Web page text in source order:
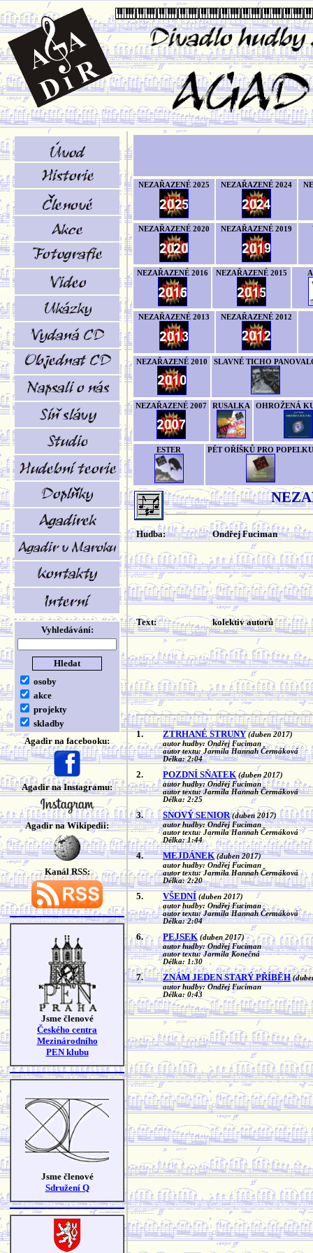
Vyhledávání:
osoby
akce
projekty
skladby
Agadir na facebooku:
Agadir na Instagramu:
Agadir na Wikipedii:
Kanál RSS:
Jsme členové
Českého centra
Mezinárodního
PEN klubu
Jsme členové
Sdružení Q
NEZAŘAZENÉ 2025 NEZAŘAZENÉ 2024
NEZAŘAZENÉ 2020 NEZAŘAZENÉ 2019
NEZAŘAZENÉ 2016 NEZAŘAZENÉ 2015
NEZAŘAZENÉ 2013 NEZAŘAZENÉ 2012
NEZAŘAZENÉ 2010 SLAVNÉ TICHO
NEZAŘAZENÉ 2007 RUSALKA OHROŽENÁ
ESTER PĚT OŘÍŠKŮ PRO POPELKU
Hudba: Ondřej Fuciman
Text: kolektiv autorů
1. ZTRHANÉ STRUNY (duben 2017)
autor hudby: Ondřej Fuciman
autor textu: Jarmila Hannah Čermáková
Délka: 2:04
2. POZDNÍ SŇATEK (duben 2017)
autor hudby: Ondřej Fuciman
autor textu: Jarmila Hannah Čermáková
Délka: 2:25
3. SNOVÝ SENIOR (duben 2017)
autor hudby: Ondřej Fuciman
autor textu: Jarmila Hannah Čermáková
Délka: 1:44
4. MEJDÁNEK (duben 2017)
autor hudby: Ondřej Fuciman
autor textu: Jarmila Hannah Čermáková
Délka: 2:20
5. VŠEDNÍ (duben 2017)
autor hudby: Ondřej Fuciman
autor textu: Jarmila Hannah Čermáková
Délka: 2:04
6. PEJSEK (duben 2017)
autor hudby: Ondřej Fuciman
autor textu: Jarmila Konečná
Délka: 1:30
7. ZNÁM JEDEN STARÝ PŘÍBĚH
autor hudby: Ondřej Fuciman
Délka: 0:43